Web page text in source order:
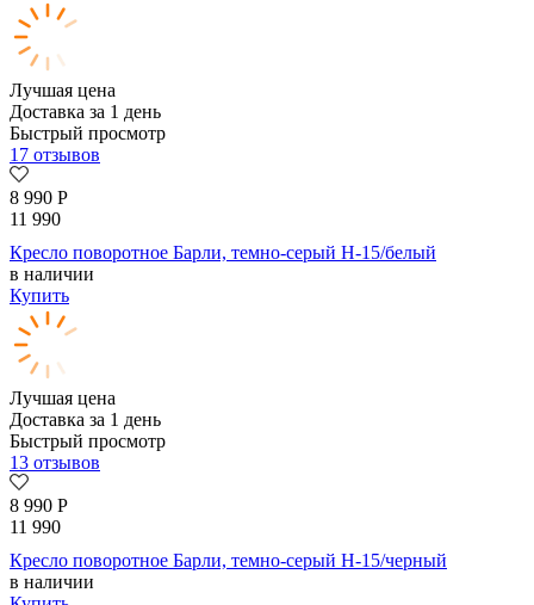
Лучшая цена
Доставка за 1 день
Быстрый просмотр
17 отзывов
8 990 Р
11 990
Кресло поворотное Барли, темно-серый H-15/белый
в наличии
Купить
Лучшая цена
Доставка за 1 день
Быстрый просмотр
13 отзывов
8 990 Р
11 990
Кресло поворотное Барли, темно-серый H-15/черный
в наличии